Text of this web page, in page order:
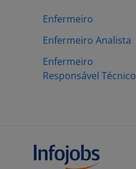
Enfermeiro
Enfermeiro Analista
Enfermeiro
Responsável Técnico